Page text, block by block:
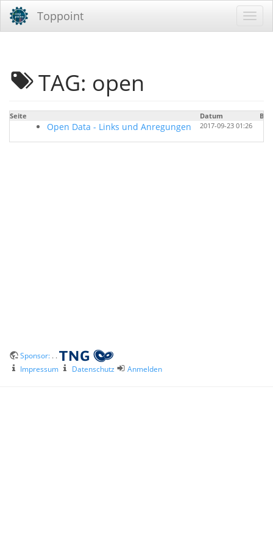
Toppoint
TAG: open
Seite Datum
Open Data - Links und Anregungen 2017-09-23 01:26
Sponsor: . .
Impressum
Datenschutz Anmelden